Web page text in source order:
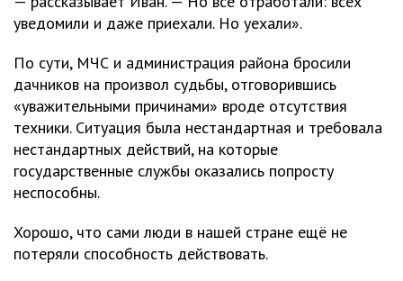
уведомили и даже приехали. Но уехали».
По сути, МЧС и администрация района бросили
дачников на произвол судьбы, отговорившись
«уважительными причинами» вроде отсутствия
техники. Ситуация была нестандартная и требовала
нестандартных действий, на которые
государственные службы оказались попросту
неспособны.
Хорошо, что сами люди в нашей стране ещё не
потеряли способность действовать.